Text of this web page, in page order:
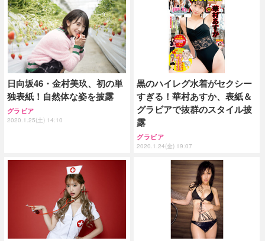
日向坂46・金村美玖、初の単
独表紙！自然体な姿を披露
グラビア
2020.1.25(土) 14:10
黒のハイレグ水着がセクシー
すぎる！華村あすか、表紙＆
グラビアで抜群のスタイル披
露
グラビア
2020.1.24(金) 19:07